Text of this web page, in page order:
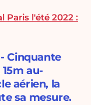
Paris l'été 2022 :
Cinquante
au-
aérien, la
sa mesure.